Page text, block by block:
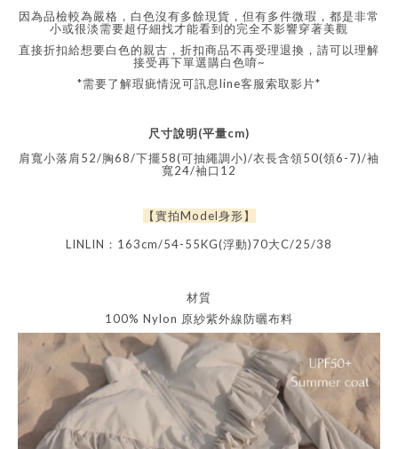
因為品檢較為嚴格，白色沒有多餘現貨，但有多件微瑕，都是非常
小或很淡需要超仔細找才能看到的完全不影響穿著美觀
直接折扣給想要白色的親古，折扣商品不再受理退換，請可以理解
接受再下單選購白色唷~
*需要了解瑕疵情況可訊息line客服索取影片*
尺寸說明(平量cm)
肩寬小落肩52/胸68/下擺58(可抽繩調小)/衣長含領50(領6-7)/袖
寬24/袖口12
【實拍Model身形】
LINLIN ： 163cm/54-55KG(浮動)70大C/25/38
材質
100% Nylon 原紗紫外線防曬布料